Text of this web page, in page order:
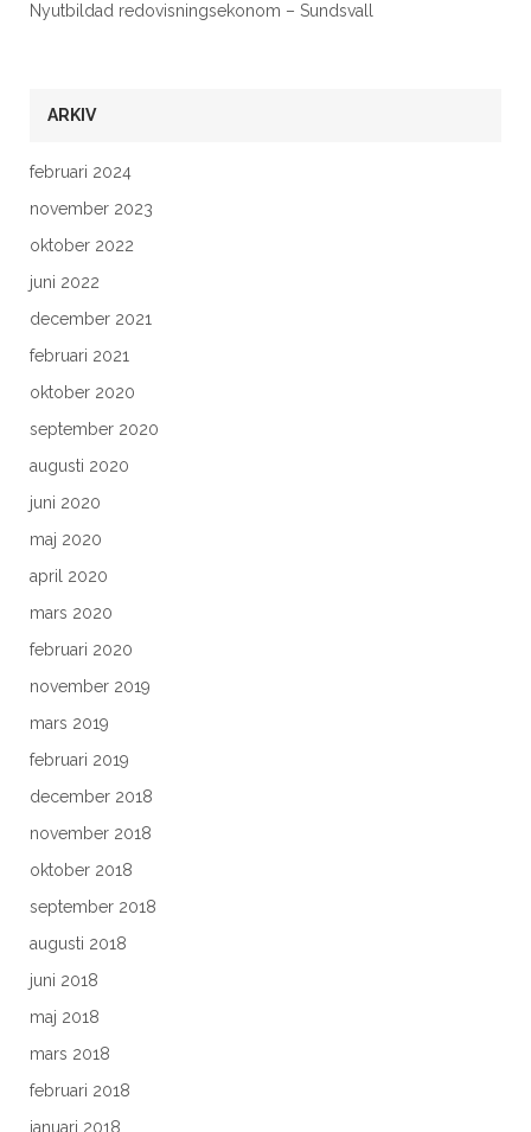
Nyutbildad redovisningsekonom – Sundsvall
ARKIV
februari 2024
november 2023
oktober 2022
juni 2022
december 2021
februari 2021
oktober 2020
september 2020
augusti 2020
juni 2020
maj 2020
april 2020
mars 2020
februari 2020
november 2019
mars 2019
februari 2019
december 2018
november 2018
oktober 2018
september 2018
augusti 2018
juni 2018
maj 2018
mars 2018
februari 2018
januari 2018